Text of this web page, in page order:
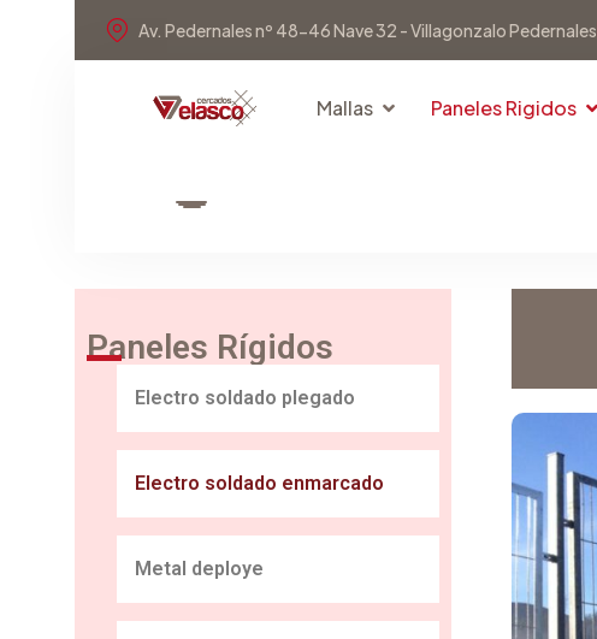
Av. Pedernales nº 48-46 Nave 32 - Villagonzalo Pedernales
Mallas Paneles Rigidos
Paneles Rígidos
Electro soldado plegado
Electro soldado enmarcado
Metal deploye